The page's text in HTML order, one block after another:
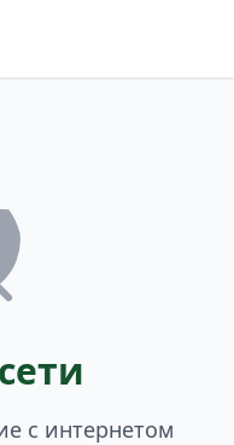
с интернетом